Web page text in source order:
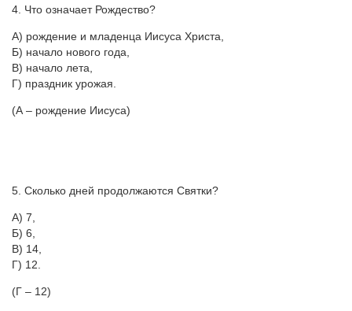
4. Что означает Рождество?
А) рождение и младенца Иисуса Христа,
Б) начало нового года,
В) начало лета,
Г) праздник урожая.
(А – рождение Иисуса)
5. Сколько дней продолжаются Святки?
А) 7,
Б) 6,
В) 14,
Г) 12.
(Г – 12)